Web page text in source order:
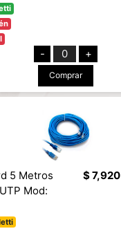
- 0 +
Comprar
5 Metros
Mod:
$ 7,920